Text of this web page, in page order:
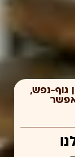
גוף-נפש,
אפשר